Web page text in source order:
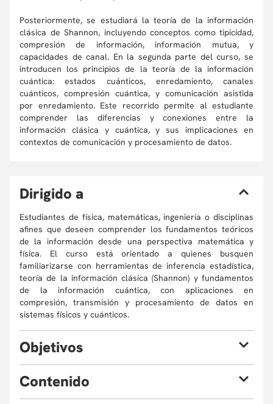
Posteriormente, se estudiará la teoría de la información
clásica de Shannon, incluyendo conceptos como tipicidad,
compresión de información, información mutua, y
capacidades de canal. En la segunda parte del curso, se
introducen los principios de la teoría de la información
cuántica: estados cuánticos, enredamiento, canales
cuánticos, compresión cuántica, y comunicación asistida
por enredamiento. Este recorrido permite al estudiante
comprender las diferencias y conexiones entre la
información clásica y cuántica, y sus implicaciones en
contextos de comunicación y procesamiento de datos.
Dirigido a
Estudiantes de física, matemáticas, ingeniería o disciplinas
afines que deseen comprender los fundamentos teóricos
de la información desde una perspectiva matemática y
física. El curso está orientado a quienes busquen
familiarizarse con herramientas de inferencia estadística,
teoría de la información clásica (Shannon) y fundamentos
de la información cuántica, con aplicaciones en
compresión, transmisión y procesamiento de datos en
sistemas físicos y cuánticos.
Objetivos
Introducir al estudiante a las resultados principales y
Contenido